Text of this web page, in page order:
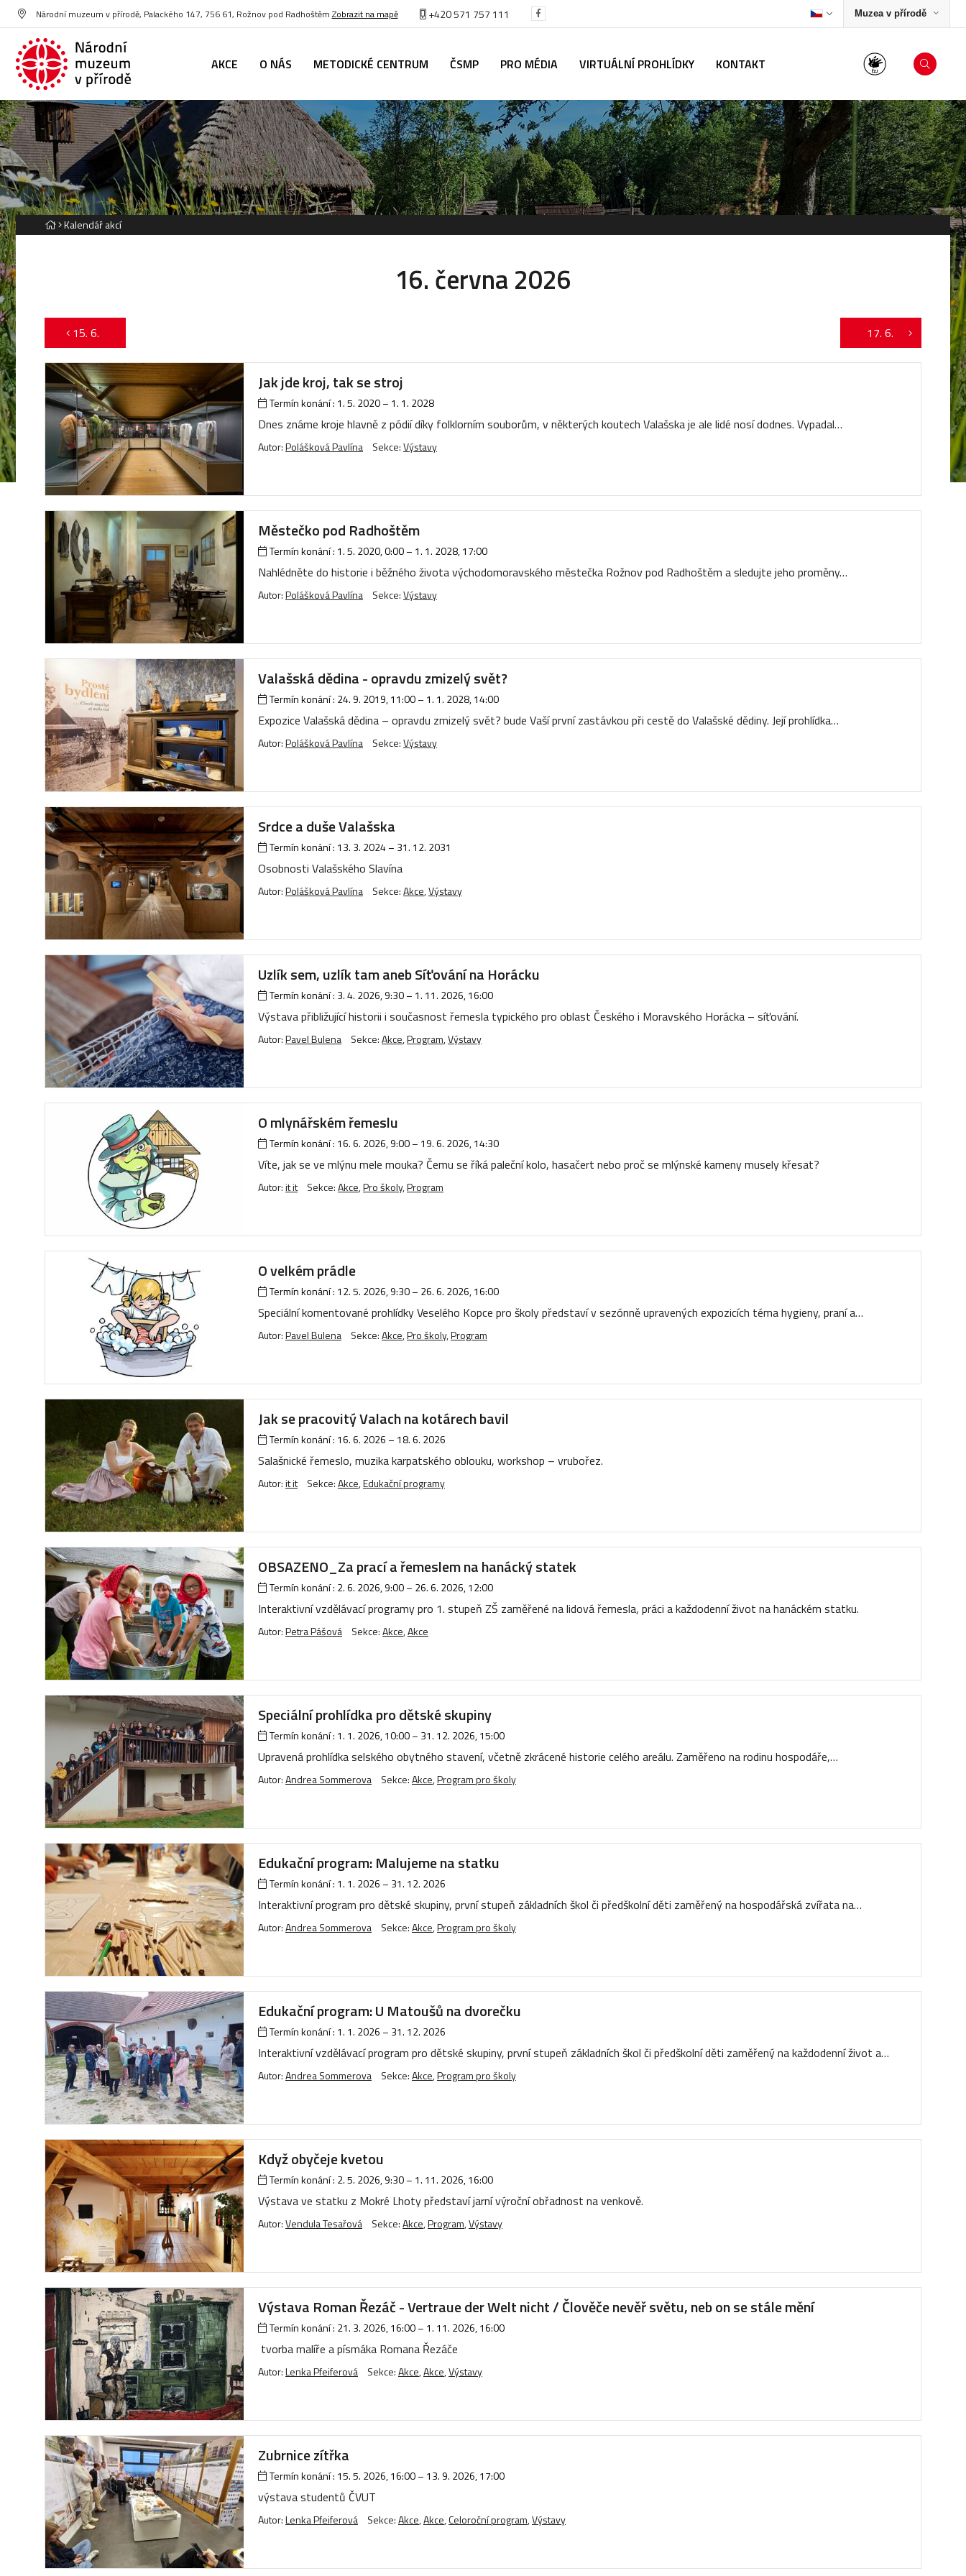
Národní muzeum v přírodě, Palackého 147, 756 61, Rožnov pod Radhoštěm Zobrazit na mapě +420 571 757 111 Muzea v přírodě
AKCE O NÁS METODICKÉ CENTRUM ČSMP PRO MÉDIA VIRTUÁLNÍ PROHLÍDKY KONTAKT
Kalendář akcí
16. června 2026
15. 6. 17. 6.
Jak jde kroj, tak se stroj
Termín konání : 1. 5. 2020– 1. 1. 2028
Dnes známe kroje hlavně z pódií díky folklorním souborům, v některých koutech Valašska je ale lidé nosí dodnes. Vypadal…
Autor:Polášková Pavlína Sekce:Výstavy
Městečko pod Radhoštěm
Termín konání : 1. 5. 2020, 0:00– 1. 1. 2028, 17:00
Nahlédněte do historie i běžného života východomoravského městečka Rožnov pod Radhoštěm a sledujte jeho proměny…
Autor:Polášková Pavlína Sekce:Výstavy
Valašská dědina - opravdu zmizelý svět?
Termín konání : 24. 9. 2019, 11:00– 1. 1. 2028, 14:00
Expozice Valašská dědina – opravdu zmizelý svět? bude Vaší první zastávkou při cestě do Valašské dědiny. Její prohlídka…
Autor:Polášková Pavlína Sekce:Výstavy
Srdce a duše Valašska
Termín konání : 13. 3. 2024– 31. 12. 2031
Osobnosti Valašského Slavína
Autor:Polášková Pavlína Sekce:Akce,Výstavy
Uzlík sem, uzlík tam aneb Síťování na Horácku
Termín konání : 3. 4. 2026, 9:30– 1. 11. 2026, 16:00
Výstava přibližující historii i současnost řemesla typického pro oblast Českého i Moravského Horácka – síťování.
Autor:Pavel Bulena Sekce:Akce,Program,Výstavy
O mlynářském řemeslu
Termín konání : 16. 6. 2026, 9:00– 19. 6. 2026, 14:30
Víte, jak se ve mlýnu mele mouka? Čemu se říká paleční kolo, hasačert nebo proč se mlýnské kameny musely křesat?
Autor:it it Sekce:Akce,Pro školy,Program
O velkém prádle
Termín konání : 12. 5. 2026, 9:30– 26. 6. 2026, 16:00
Speciální komentované prohlídky Veselého Kopce pro školy představí v sezónně upravených expozicích téma hygieny, praní a…
Autor:Pavel Bulena Sekce:Akce,Pro školy,Program
Jak se pracovitý Valach na kotárech bavil
Termín konání : 16. 6. 2026 – 18. 6. 2026
Salašnické řemeslo, muzika karpatského oblouku, workshop – vrubořez.
Autor:it it Sekce:Akce,Edukační programy
OBSAZENO_Za prací a řemeslem na hanácký statek
Termín konání : 2. 6. 2026, 9:00– 26. 6. 2026, 12:00
Interaktivní vzdělávací programy pro 1. stupeň ZŠ zaměřené na lidová řemesla, práci a každodenní život na hanáckém statku.
Autor:Petra Pášová Sekce:Akce,Akce
Speciální prohlídka pro dětské skupiny
Termín konání : 1. 1. 2026, 10:00– 31. 12. 2026, 15:00
Upravená prohlídka selského obytného stavení, včetně zkrácené historie celého areálu. Zaměřeno na rodinu hospodáře,…
Autor:Andrea Sommerova Sekce:Akce,Program pro školy
Edukační program: Malujeme na statku
Termín konání : 1. 1. 2026 – 31. 12. 2026
Interaktivní program pro dětské skupiny, první stupeň základních škol či předškolní děti zaměřený na hospodářská zvířata na…
Autor:Andrea Sommerova Sekce:Akce,Program pro školy
Edukační program: U Matoušů na dvorečku
Termín konání : 1. 1. 2026 – 31. 12. 2026
Interaktivní vzdělávací program pro dětské skupiny, první stupeň základních škol či předškolní děti zaměřený na každodenní život a…
Autor:Andrea Sommerova Sekce:Akce,Program pro školy
Když obyčeje kvetou
Termín konání : 2. 5. 2026, 9:30– 1. 11. 2026, 16:00
Výstava ve statku z Mokré Lhoty představí jarní výroční obřadnost na venkově.
Autor:Vendula Tesařová Sekce:Akce,Program,Výstavy
Výstava Roman Řezáč - Vertraue der Welt nicht / Člověče nevěř světu, neb on se stále mění
Termín konání : 21. 3. 2026, 16:00– 1. 11. 2026, 16:00
tvorba malíře a písmáka Romana Řezáče
Autor:Lenka Pfeiferová Sekce:Akce,Akce,Výstavy
Zubrnice zítřka
Termín konání : 15. 5. 2026, 16:00– 13. 9. 2026, 17:00
výstava studentů ČVUT
Autor:Lenka Pfeiferová Sekce:Akce,Akce,Celoroční program,Výstavy